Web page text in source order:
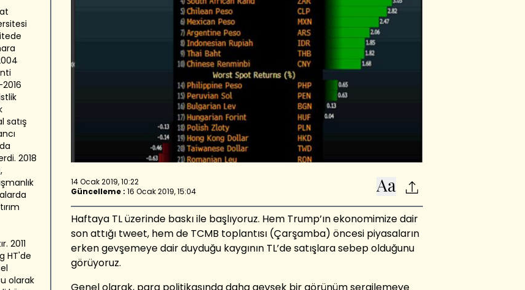
satış
2018
2011
HT'de
olarak
14 Ocak 2019, 10:22
Güncelleme : 16 Ocak 2019, 15:04
Haftaya TL üzerinde baskı ile başlıyoruz. Hem Trump’ın ekonomimize dair
son attığı tweet, hem de TCMB toplantısı (Çarşamba) öncesi piyasaların
erken gevşemeye dair duyduğu kaygının TL’de satışlara sebep olduğunu
görüyoruz.